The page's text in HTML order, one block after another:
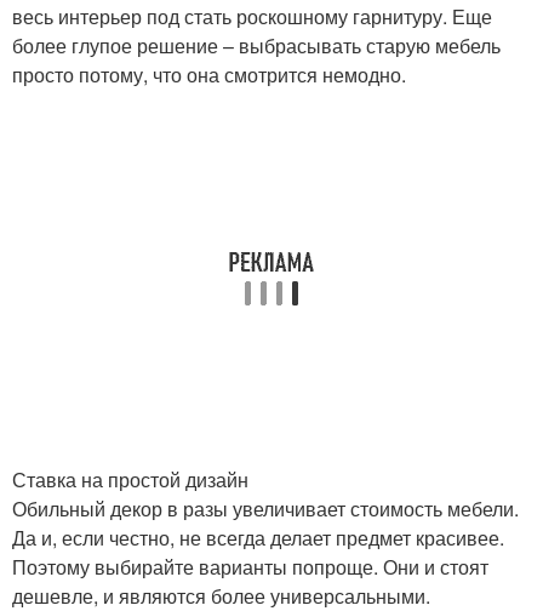
весь интерьер под стать роскошному гарнитуру. Еще
более глупое решение – выбрасывать старую мебель
просто потому, что она смотрится немодно.
Ставка на простой дизайн
Обильный декор в разы увеличивает стоимость мебели.
Да и, если честно, не всегда делает предмет красивее.
Поэтому выбирайте варианты попроще. Они и стоят
дешевле, и являются более универсальными.